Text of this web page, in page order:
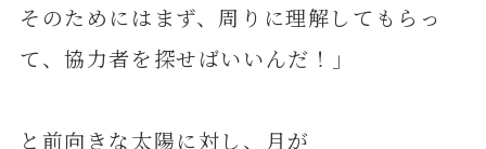
そのためにはまず、周りに理解してもらっ
て、協力者を探せばいいんだ！」
と前向きな太陽に対し、月が